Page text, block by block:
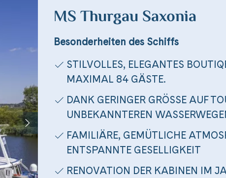
MS Thurgau Saxonia
Besonderheiten des Schiffs
STILVOLLES, ELEGANTES
MAXIMAL 84 GÄSTE.
DANK GERINGER GRÖSSE AUF
UNBEKANNTEREN
FAMILIÄRE, GEMÜTLICHE
ENTSPANNTE GESELLIGKEIT
RENOVATION DER KABINEN IM